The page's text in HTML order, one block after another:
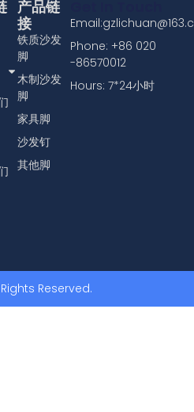
产品链
接
铁质沙发
脚
木制沙发
脚
家具脚
沙发钉
其他脚
Phone: +86 020
-86570012
Hours: 7*24小时
Reserved.